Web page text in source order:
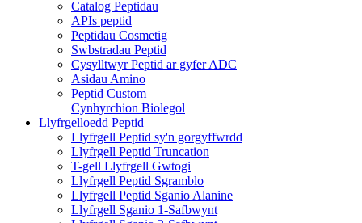
Catalog Peptidau
APIs peptid
Peptidau Cosmetig
Swbstradau Peptid
Cysylltwyr Peptid ar gyfer ADC
Asidau Amino
Peptid Custom
Cynhyrchion Biolegol
Llyfrgelloedd Peptid
Llyfrgell Peptid sy'n gorgyffwrdd
Llyfrgell Peptid Truncation
T-gell Llyfrgell Gwtogi
Llyfrgell Peptid Sgramblo
Llyfrgell Peptid Sganio Alanine
Llyfrgell Sganio 1-Safbwynt